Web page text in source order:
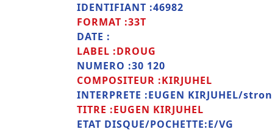
IDENTIFIANT :46982
FORMAT :33T
DATE :
LABEL :DROUG
NUMERO :30 120
COMPOSITEUR :KIRJUHEL
INTERPRETE :EUGEN KIRJUHEL/
TITRE :EUGEN KIRJUHEL
ETAT DISQUE/POCHETTE:E/VG